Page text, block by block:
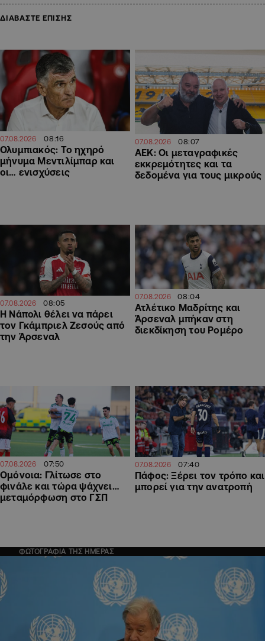
ΔΙΑΒΑΣΤΕ ΕΠΙΣΗΣ
07.08.2026 08:16
Ολυμπιακός: Το ηχηρό
μήνυμα Μεντιλίμπαρ και
οι… ενισχύσεις
07.08.2026 08:07
ΑΕΚ: Οι μεταγραφικές
εκκρεμότητες και τα
δεδομένα για τους μικρούς
07.08.2026 08:05
Η Νάπολι θέλει να πάρει
τον Γκάμπριελ Ζεσούς από
την Άρσεναλ
07.08.2026 08:04
Ατλέτικο Μαδρίτης και
Άρσεναλ μπήκαν στη
διεκδίκηση του Ρομέρο
07.08.2026 07:50
Ομόνοια: Γλίτωσε στο
φινάλε και τώρα ψάχνει…
μεταμόρφωση στο ΓΣΠ
07.08.2026 07:40
Πάφος: Ξέρει τον τρόπο και
μπορεί για την ανατροπή
ΦΩΤΟΓΡΑΦΙΑ ΤΗΣ ΗΜΕΡΑΣ